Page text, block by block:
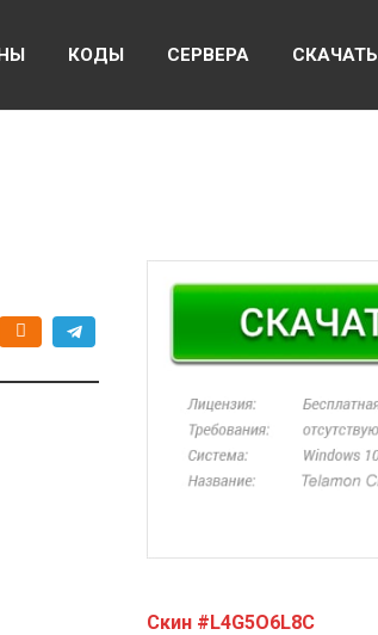
КОДЫ СЕРВЕРА СКАЧАТЬ
Скин #L4G5O6L8C